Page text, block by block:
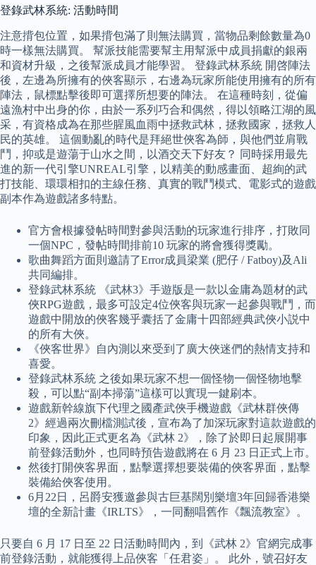
登錄武林系統: 活動時間
注意揹包位置，如果揹包滿了則無法購買，當物品剩餘數量為0
時一樣無法購買。 幫派技能需要幫主用幫派中成員捐獻的銀兩
和資材升級，之後幫派成員才能學習。 登錄武林系統 開啓陣法
後，左邊為所擁有的俠客顯示，右邊為玩家所能使用擁有的所有
陣法，鼠標點擊後即可選擇所想要的陣法。 在這種時刻，從偏
遠漁村中出身的你，由於一系列巧合和偶然，得以領略江湖的風
采，有資格成為在那些腥風血雨中拯救武林，拯救國家，拯救人
民的英雄。 這個動亂的時代是拜絕世俠客為師，與他們並肩戰
鬥，抑或是遊蕩于山水之間，以酒交天下好友？ 同時採用最先
進的新一代引擎UNREAL引擎，以精美的動感畫面、超絢的武
打技能、環環相扣的主線任務、真實的戰鬥模式、電影式的遊戲
副本作為遊戲諸多特點。
官方會根據發帖時間對參與活動的玩家進行排序，打敗同
一個NPC，發帖時間排前10 玩家的將會獲得獎勵。
歌曲舞蹈方面則邀請了Error成員梁業 (肥仔 / Fatboy)及Ali
共同編排。
登錄武林系統 《武林3》手遊版是一款以金庸為題材的武
俠RPG遊戲，最多可設定4位俠客與玩家一起參與戰鬥，而
遊戲中開放的俠客幾乎囊括了金庸十四部經典武俠小説中
的所有大俠。
《俠客世界》自內測以來受到了廣大俠迷們的熱情支持和
喜愛。
登錄武林系統 之後如果玩家不想一個怪物一個怪物地擊
殺，可以點“副本掃蕩”這樣可以實現一鍵刷本。
遊戲新幹線旗下代理之國產武俠手機遊戲《武林群俠傳
2》經過兩次刪檔測試後，宣布為了加深玩家對這款遊戲的
印象，因此正式更名為《武林 2》，除了於即日起展開事
前登錄活動外，也同時預告遊戲將在 6 月 23 日正式上市。
然後打開俠客界面，點擊選擇想要裝備的俠客界面，點擊
裝備給俠客使用。
6月22日，呂爵安獲邀參與古巨基闊別樂壇3年回歸香港樂
壇的全新計畫《IRLTS》，一同翻唱舊作《飄流教室》。
只要自 6 月 17 日至 22 日活動時間內，到《武林 2》官網完成事
前登錄活動，就能獲得上品俠客「任君姿」。 此外，號召好友